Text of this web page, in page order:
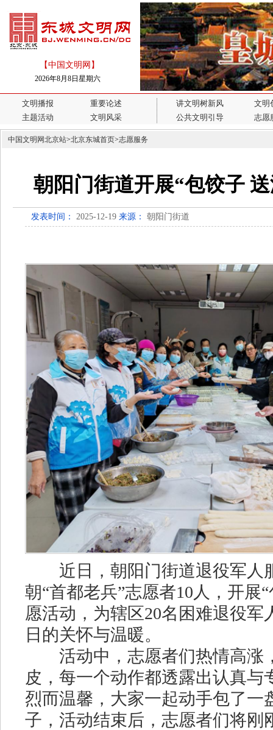
【中国文明网】
2026年8月8日星期六
文明播报
重要论述
主题活动
文明风采
讲文明树新风
文明
公共文明引导
志愿
中国文明网北京站>北京东城首页>志愿服务
朝阳门街道开展“包饺子
发表时间： 2025-12-19 来源： 朝阳门街道
近日， 朝阳门街道退役军人
朝“首都老兵”志愿者10人，开展
愿活动，为辖区20名困难退役军
日的关怀与温暖。
活动中，志愿者们热情高涨
皮，每一个动作都透露出认真与
烈而温馨，大家一起动手包了一
子，活动结束后，志愿者们将刚